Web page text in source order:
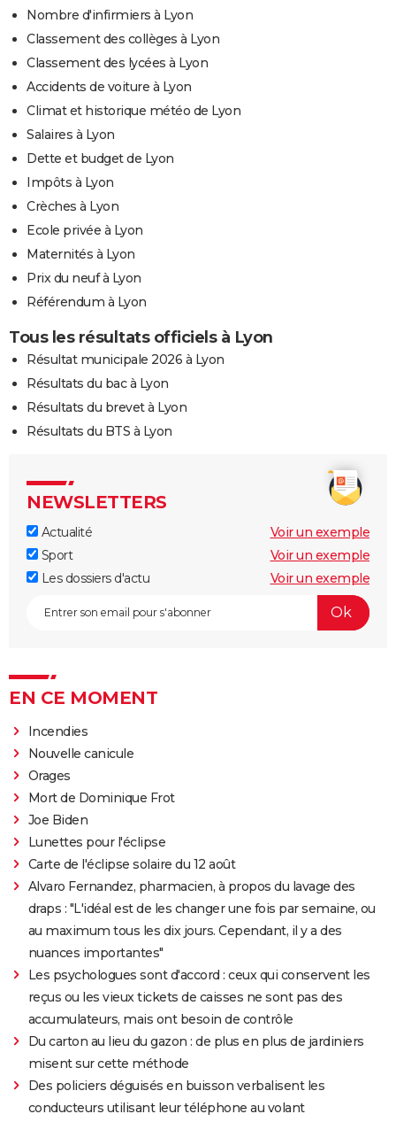
Nombre d'infirmiers à Lyon
Classement des collèges à Lyon
Classement des lycées à Lyon
Accidents de voiture à Lyon
Climat et historique météo de Lyon
Salaires à Lyon
Dette et budget de Lyon
Impôts à Lyon
Crèches à Lyon
Ecole privée à Lyon
Maternités à Lyon
Prix du neuf à Lyon
Référendum à Lyon
Tous les résultats officiels à Lyon
Résultat municipale 2026 à Lyon
Résultats du bac à Lyon
Résultats du brevet à Lyon
Résultats du BTS à Lyon
NEWSLETTERS
Actualité
Voir un exemple
Sport
Voir un exemple
Les dossiers d'actu
Voir un exemple
EN CE MOMENT
Incendies
Nouvelle canicule
Orages
Mort de Dominique Frot
Joe Biden
Lunettes pour l'éclipse
Carte de l'éclipse solaire du 12 août
Alvaro Fernandez, pharmacien, à propos du lavage des
draps : "L'idéal est de les changer une fois par semaine, ou
au maximum tous les dix jours. Cependant, il y a des
nuances importantes"
Les psychologues sont d'accord : ceux qui conservent les
reçus ou les vieux tickets de caisses ne sont pas des
accumulateurs, mais ont besoin de contrôle
Du carton au lieu du gazon : de plus en plus de jardiniers
misent sur cette méthode
Des policiers déguisés en buisson verbalisent les
conducteurs utilisant leur téléphone au volant